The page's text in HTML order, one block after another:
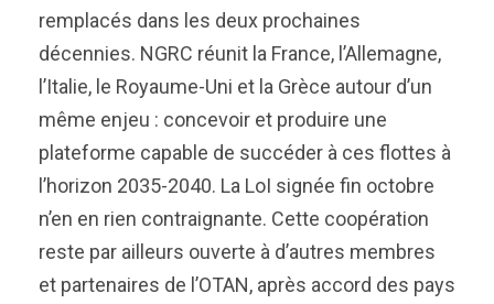
remplacés dans les deux prochaines
décennies. NGRC réunit la France, l’Allemagne,
l’Italie, le Royaume-Uni et la Grèce autour d’un
même enjeu : concevoir et produire une
plateforme capable de succéder à ces flottes à
l’horizon 2035-2040. La LoI signée fin octobre
n’en en rien contraignante. Cette coopération
reste par ailleurs ouverte à d’autres membres
et partenaires de l’OTAN, après accord des pays